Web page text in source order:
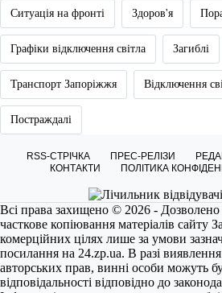
Ситуація на фронті Здоров'я
Графіки відключення світла Загиблі
Транспорт Запоріжжя Відключення
Постраждалі
RSS-СТРІЧКА ПРЕС-РЕЛІЗИ
КОНТАКТИ
ПОЛІТИКА
Всі права захищено © 2026 -
часткове копіювання матеріалів сайту
комерційних цілях лише за умови
посилання на 24.zp.ua. В разі
авторських прав, винні особи можуть
відповідальності відповідно до